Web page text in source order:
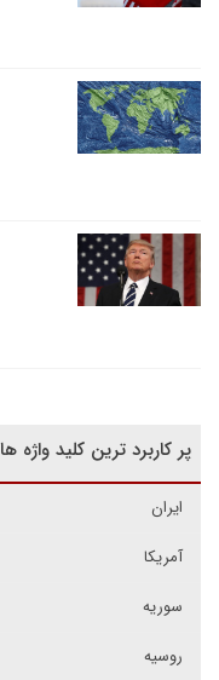
پر کاربرد ترین کلید واژه ها
ایران
آمریکا
سوریه
روسیه